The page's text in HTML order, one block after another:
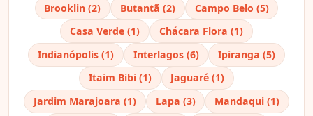
Brooklin (2)
Butantã (2)
Campo Belo (5)
Casa Verde (1)
Chácara Flora (1)
Indianópolis (1)
Interlagos (6)
Ipiranga (5)
Itaim Bibi (1)
Jaguaré (1)
Jardim Marajoara (1)
Lapa (3)
Mandaqui (1)